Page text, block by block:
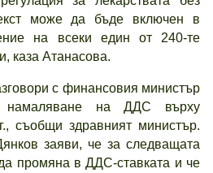
може да бъде включен в
на всеки един от 240-те
каза Атанасова.
с финансовия министър
на ДДС върху
съобщи здравният министър.
заяви, че за следващата
промяна в ДДС-ставката и че